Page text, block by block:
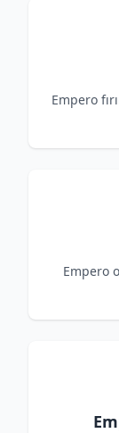
Empero
Empero